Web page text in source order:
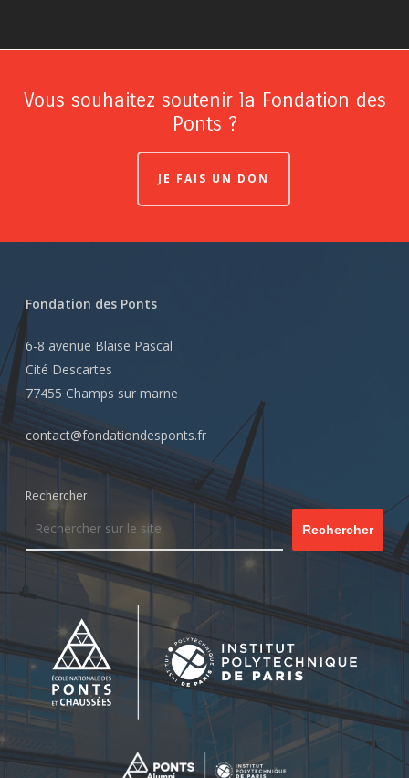
Vous souhaitez soutenir la Fondation des
Ponts ?
JE FAIS UN DON
Fondation des Ponts
6-8 avenue Blaise Pascal
Cité Descartes
77455 Champs sur marne
contact@fondationdesponts.fr
Rechercher
Rechercher